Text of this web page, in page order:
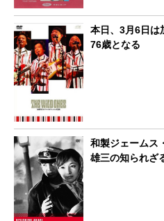
本日、3月6日は
76歳となる
和製ジェームス
雄三の知られざ